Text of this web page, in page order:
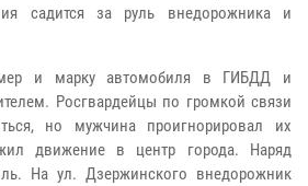
садится за руль внедорожника и
и марку автомобиля в ГИБДД и
Росгвардейцы по громкой связи
но мужчина проигнорировал их
движение в центр города. Наряд
На ул. Дзержинского внедорожник